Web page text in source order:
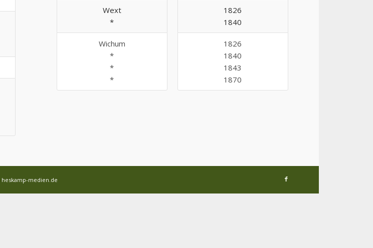
Wext
*
Wichum
*
*
*
1826
1840
1826
1840
1843
1870
heskamp-medien.de